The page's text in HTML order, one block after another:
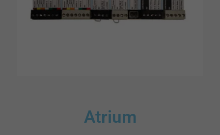
Atrium